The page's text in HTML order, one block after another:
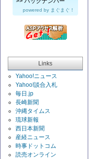
powered by まぐまぐ！
Links
Yahoo!ニュース
Yahoo!談合入札
毎日.jp
長崎新聞
沖縄タイムス
琉球新報
西日本新聞
産経ニュース
時事ドットコム
読売オンライン